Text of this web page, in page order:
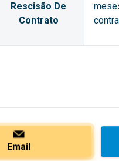
Rescisão De
Contrato
Email